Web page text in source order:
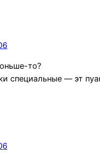
то?
специальные — эт